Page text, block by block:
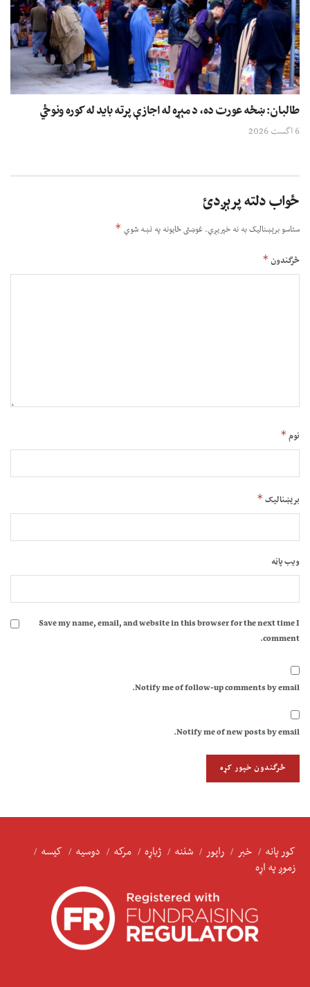
طالبان: ښځه عورت ده، د مېړه له اجازې پرته باید له کوره ونوځي
6 اگست 2026
ځواب دلته پرېږدئ
ستاسو برېښناليک به نه خپريږي.غوښتى ځایونه په نښه شوي *
څرگندون*
نوم*
بریښنالیک*
ویب پاڼه
Save my name, email, and website in this browser for the next time I
comment.
Notify me of follow-up comments by email.
Notify me of new posts by email.
کور پانه خبر راپور شننه ژباړه مرکه دوسیه
کیسه
زموږ په اړه